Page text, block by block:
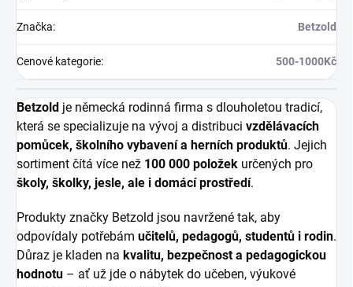
Značka: Betzold
Cenové kategorie: 500-1000Kč
Betzold je německá rodinná firma s dlouholetou tradicí,
která se specializuje na vývoj a distribuci vzdělávacích
pomůcek, školního vybavení a herních produktů. Jejich
sortiment čítá více než 100 000 položek určených pro
školy, školky, jesle, ale i domácí prostředí.
Produkty značky Betzold jsou navržené tak, aby
odpovídaly potřebám učitelů, pedagogů, studentů i rodin.
Důraz je kladen na kvalitu, bezpečnost a pedagogickou
hodnotu – ať už jde o nábytek do učeben, výukové